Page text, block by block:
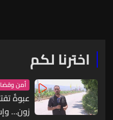
اخترنا لكم
أمن
عبوةٌ
زون…